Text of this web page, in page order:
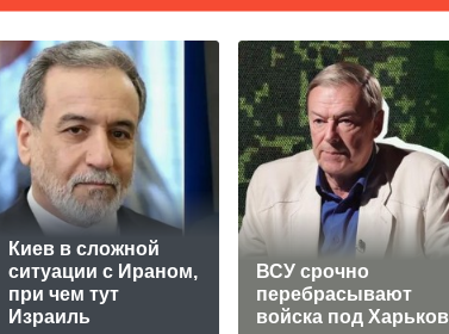
Киев в сложной
ситуации с Ираном,
при чем тут
Израиль
ВСУ срочно
перебрасывают
войска под Харьков